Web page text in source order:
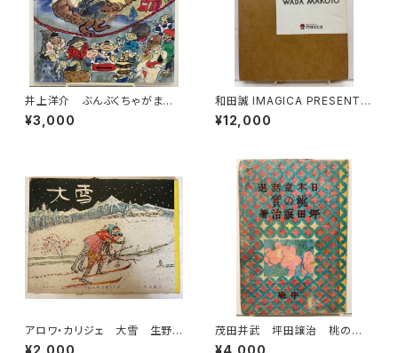
井上洋介 ぶんぶくちゃがま
筒井敬介 1987年 初版 ミ
キハウス
¥3,000
和田誠 IMAGICA PRESENTS
100MOVIES ILLASTRATED
BY WADA MAKOTO 非売品
¥12,000
アロワ・カリジェ 大雪 生野
幸吉・訳 函 1965年 岩波
¥2,000
茂田井武 坪田譲治 桃の
實 昭和22年（1947） 東西社
¥4,000